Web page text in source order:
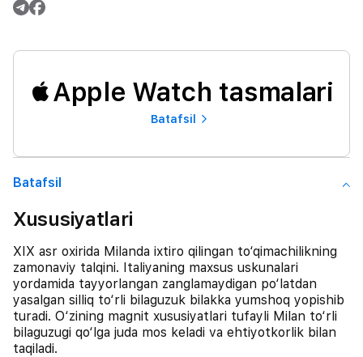
Apple Watch tasmalari
Batafsil
Batafsil
Xususiyatlari
XIX asr oxirida Milanda ixtiro qilingan to‘qimachilikning
zamonaviy talqini. Italiyaning maxsus uskunalari
yordamida tayyorlangan zanglamaydigan po‘latdan
yasalgan silliq to‘rli bilaguzuk bilakka yumshoq yopishib
turadi. O‘zining magnit xususiyatlari tufayli Milan to‘rli
bilaguzugi qo‘lga juda mos keladi va ehtiyotkorlik bilan
taqiladi.